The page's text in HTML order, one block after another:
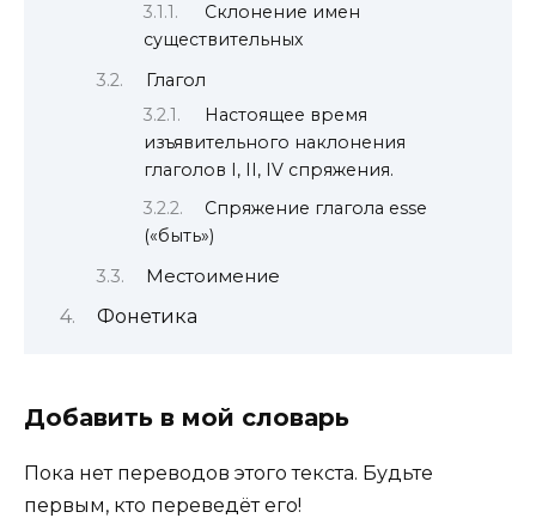
Склонение имен
существительных
Глагол
Настоящее время
изъявительного наклонения
глаголов I, II, IV спряжения.
Спряжение глагола esse
(«быть»)
Местоимение
Фонетика
Добавить в мой словарь
Пока нет переводов этого текста. Будьте
первым, кто переведёт его!